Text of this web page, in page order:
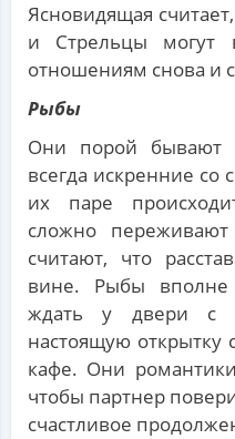
Ясновидящая
и Стрельцы могут
отношениям снова и
Рыбы
Они порой бывают
всегда искренние со
их паре
сложно
считают, что
вине. Рыбы вполне
ждать у двери с
настоящую открытку
кафе. Они
чтобы партнер
счастливое